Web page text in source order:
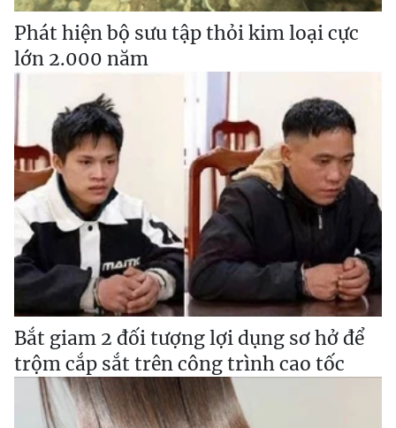
Phát hiện bộ sưu tập thỏi kim loại cực
lớn 2.000 năm
Bắt giam 2 đối tượng lợi dụng sơ hở để
trộm cắp sắt trên công trình cao tốc